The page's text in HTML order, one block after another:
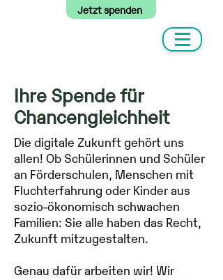
Jetzt spenden
Ihre Spende für
Chancengleichheit
Die digitale Zukunft gehört uns
allen! Ob Schülerinnen und Schüler
an Förderschulen, Menschen mit
Fluchterfahrung oder Kinder aus
sozio-ökonomisch schwachen
Familien: Sie alle haben das Recht,
Zukunft mitzugestalten.
Genau dafür arbeiten wir! Wir